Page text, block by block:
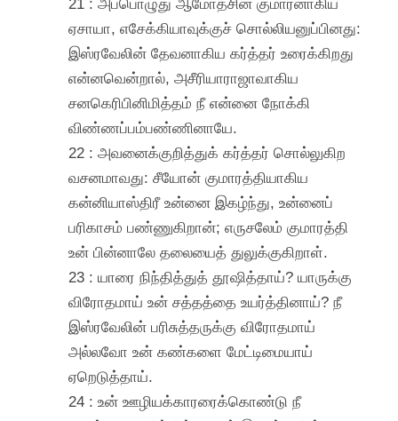
ஏசாயா, எசேக்கியாவுக்குச் சொல்லியனுப்பினது:
இஸ்ரவேலின் தேவனாகிய கர்த்தர் உரைக்கிறது
என்னவென்றால், அசீரியாராஜாவாகிய
சனகெரிபினிமித்தம் நீ என்னை நோக்கி
விண்ணப்பம்பண்ணினாயே.
22 : அவனைக்குறித்துக் கர்த்தர் சொல்லுகிற
வசனமாவது: சீயோன் குமாரத்தியாகிய
கன்னியாஸ்திரீ உன்னை இகழ்ந்து, உன்னைப்
பரிகாசம் பண்ணுகிறான்; எருசலேம் குமாரத்தி
உன் பின்னாலே தலையைத் துலுக்குகிறாள்.
23 : யாரை நிந்தித்துத் தூஷித்தாய்? யாருக்கு
விரோதமாய் உன் சத்தத்தை உயர்த்தினாய்? நீ
இஸ்ரவேலின் பரிசுத்தருக்கு விரோதமாய்
அல்லவோ உன் கண்களை மேட்டிமையாய்
ஏறெடுத்தாய்.
24 : உன் ஊழியக்காரரைக்கொண்டு நீ